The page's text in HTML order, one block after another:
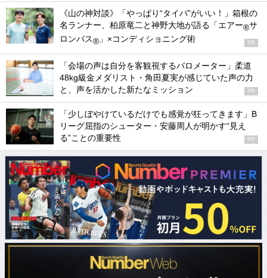
《山の神対談》「やっぱり“タイパ”がいい！」箱根の
名ランナー、柏原竜二と神野大地が語る「エアー®サ
ロンパス® 」×コンディショニング術 PR
「会場の声は自分を客観視するバロメーター」柔道
48kg級金メダリスト・角田夏実が感じていた声の力
と、声を活かした新たなミッション
PR
「少しぼやけているだけでも感覚が狂ってきます」B
リーグ屈指のシューター・安藤周人が明かす“見え
る”ことの重要性
PR